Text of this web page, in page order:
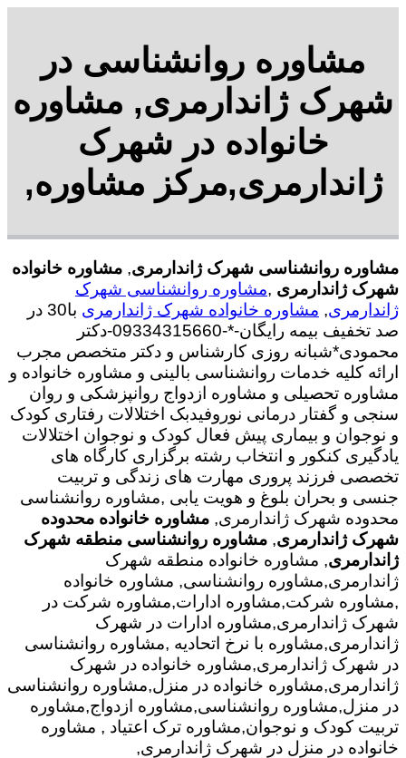
مشاوره روانشناسی در
شهرک ژاندارمری, مشاوره
خانواده در شهرک
ژاندارمری,مرکز مشاوره,
مشاوره روانشناسی شهرک ژاندارمری, مشاوره خانواده
شهرک ژاندارمری ,مشاوره روانشناسی شهرک
ژاندارمری, مشاوره خانواده شهرک ژاندارمری
با30 در
صد تخفیف بیمه رایگان-*-09334315660-دکتر
محمودی*شبانه روزی کارشناس و دکتر متخصص مجرب
ارائه کلیه خدمات روانشناسی بالینی و مشاوره خانواده و
مشاوره تحصیلی و مشاوره ازدواج روانپزشکی و روان
سنجی و گفتار درمانی نوروفیدبک اختلالات رفتاری کودک
و نوجوان و بیماری پیش فعال کودک و نوجوان اختلالات
یادگیری کنکور و انتخاب رشته برگزاری کارگاه های
تخصصی فرزند پروری مهارت های زندگی و تربیت
جنسی و بحران بلوغ و هویت یابی ,مشاوره روانشناسی
محدوده شهرک ژاندارمری, مشاوره خانواده محدوده
شهرک ژاندارمری, مشاوره روانشناسی منطقه شهرک
ژاندارمری, مشاوره خانواده منطقه شهرک
ژاندارمری,مشاوره روانشناسی, مشاوره خانواده
,مشاوره شرکت,مشاوره ادارات,مشاوره شرکت در
شهرک ژاندارمری,مشاوره ادارات در شهرک
ژاندارمری,مشاوره با نرخ اتحادیه ,مشاوره روانشناسی
در شهرک ژاندارمری,مشاوره خانواده در شهرک
ژاندارمری,مشاوره خانواده در منزل,مشاوره روانشناسی
در منزل,مشاوره روانشناسی,مشاوره ازدواج,مشاوره
تربیت کودک و نوجوان,مشاوره ترک اعتیاد , مشاوره
خانواده در منزل در شهرک ژاندارمری,